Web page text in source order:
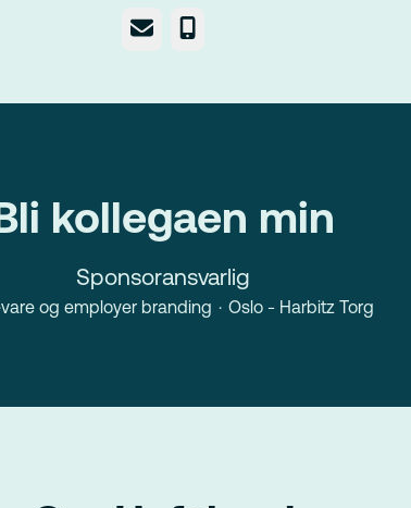
E-post Telefonnummer
kollegaen min
Sponsoransvarlig
og employer branding · Oslo - Harbitz Torg